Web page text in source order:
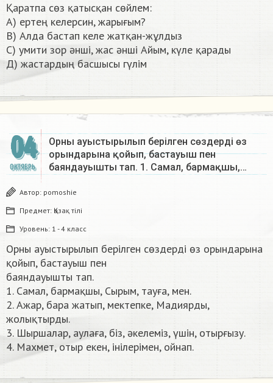
Қаратпа сөз қатысқан сөйлем:
А) ертең келерсин, жарығым?
В) Алда бастап келе жатқан-жұлдыз
С) умити зор әнші, жас әнші Айым, күле қарады
Д) жастардың басшысы гүлім ​
04
ОКТЯБРЬ
Орны ауыстырылып берілген сөздерді өз
орындарына қойып, бастауыш пен
баяндауышты тап. 1. Самал, бармақшы,…
Автор: pomoshie
Предмет: Қазақ тiлi
Уровень: 1 - 4 класс
Орны ауыстырылып берілген сөздерді өз орындарына
қойып, бастауыш пен
баяндауышты тап.
1. Самал, бармақшы, Сырым, тауға, мен.
2. Ажар, бара жатып, мектепке, Мадиярды,
жолықтырды.
3. Шыршалар, аулаға, біз, әкелеміз, үшін, отырғызу.
4. Махмет, отыр екен, інілерімен, ойнап.​